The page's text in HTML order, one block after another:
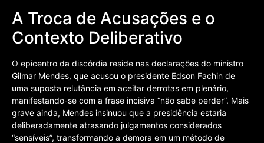
A Troca de Acusações e o
Contexto Deliberativo
O epicentro da discórdia reside nas declarações do ministro
Gilmar Mendes, que acusou o presidente Edson Fachin de
uma suposta relutância em aceitar derrotas em plenário,
manifestando-se com a frase incisiva “não sabe perder”. Mais
grave ainda, Mendes insinuou que a presidência estaria
deliberadamente atrasando julgamentos considerados
“sensíveis”, transformando a demora em um método de